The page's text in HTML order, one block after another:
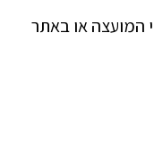
המועצה או באתר